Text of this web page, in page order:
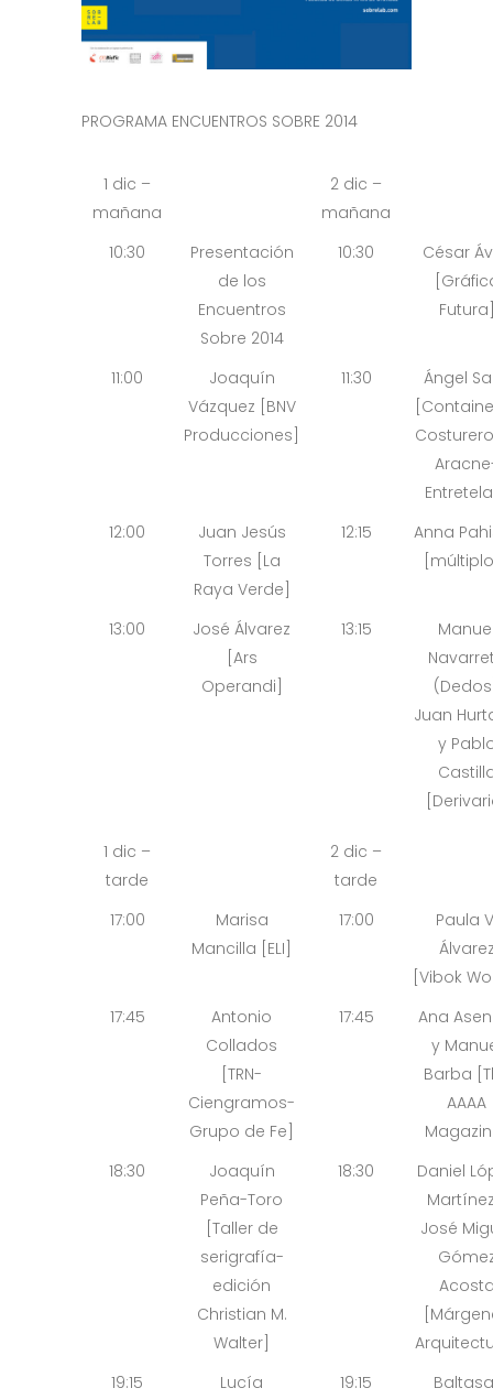
PROGRAMA ENCUENTROS SOBRE 2014
1 dic –
mañana
2 dic –
mañana
10:30
Presentación
de los
Encuentros
Sobre 2014
10:30
César
11:00
Joaquín
Vázquez [BNV
Producciones]
11:30
Ángel
12:00
Juan Jesús
Torres [La
Raya Verde]
12:15
Anna
13:00
José Álvarez
[Ars
Operandi]
13:15
Juan
y
1 dic –
tarde
2 dic –
tarde
17:00
Marisa
Mancilla [ELI]
17:00
Paula
[Vibok
17:45
Antonio
Collados
[TRN-
Ciengramos-
Grupo de Fe]
17:45
Ana
y
Barba
AAAA
18:30
Joaquín
Peña-Toro
[Taller de
serigrafía-
edición
Christian M.
Walter]
18:30
Daniel
José
19:15
Lucía
19:15